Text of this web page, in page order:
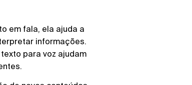
em fala, ela ajuda a
informações.
para voz ajudam